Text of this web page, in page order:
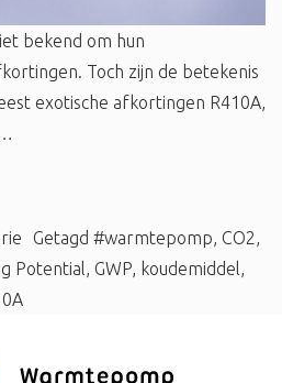
bekend om hun
Toch zijn de betekenis
exotische afkortingen R410A,
Getagd #warmtepomp, CO2,
Potential, GWP, koudemiddel,